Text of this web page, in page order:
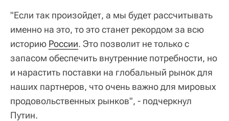
"Если так произойдет, а мы будет рассчитывать
именно на это, то это станет рекордом за всю
историю России. Это позволит не только с
запасом обеспечить внутренние потребности, но
и нарастить поставки на глобальный рынок для
наших партнеров, что очень важно для мировых
продовольственных рынков", - подчеркнул
Путин.